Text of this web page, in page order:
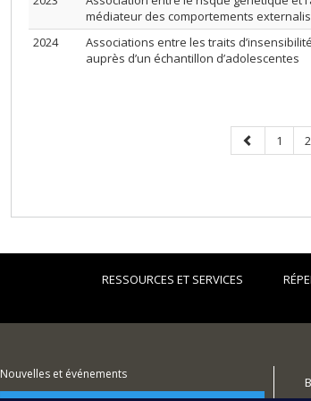
médiateur des comportements
2024
Associations entre les traits
auprès d’un échantillon d’adolescentes
Previous
page
Page
1 2
RESSOURCES ET SERVICES
Nouvelles et événements